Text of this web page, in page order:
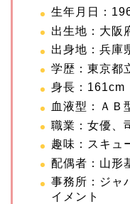
生年月日：
出生地：大阪
出身地：兵庫
学歴：東京都
身長：161cm
血液型：ＡＢ
職業：女優、
趣味：スキュ
配偶者：山形
事務所：ジャ
イメント